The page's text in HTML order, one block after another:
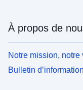
À propos de
Notre mission,
Bulletin d’information